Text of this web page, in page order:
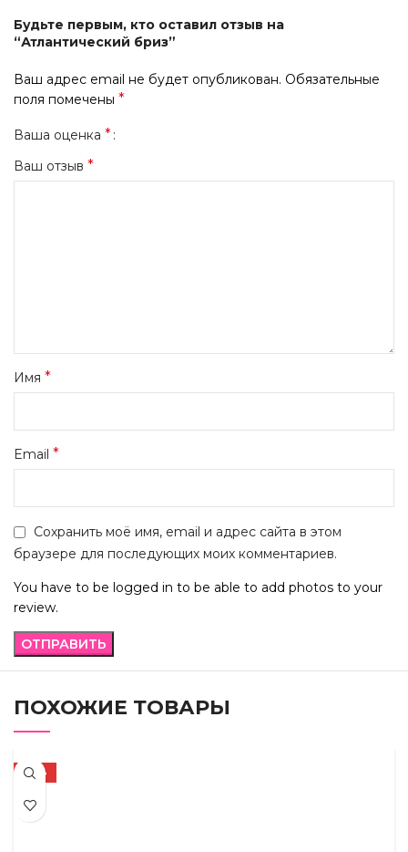
Будьте первым, кто оставил отзыв на
“Атлантический бриз”
Ваш адрес email не будет опубликован. Обязательные
поля помечены *
Ваша оценка *
Ваш отзыв *
Имя *
Email *
Сохранить моё имя, email и адрес сайта в этом
браузере для последующих моих комментариев.
You have to be logged in to be able to add photos to your
review.
ПОХОЖИЕ ТОВАРЫ
-58%